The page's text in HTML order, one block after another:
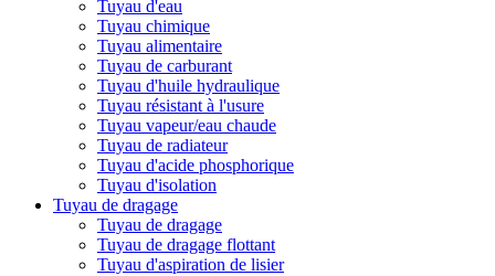
Tuyau d'eau
Tuyau chimique
Tuyau alimentaire
Tuyau de carburant
Tuyau d'huile hydraulique
Tuyau résistant à l'usure
Tuyau vapeur/eau chaude
Tuyau de radiateur
Tuyau d'acide phosphorique
Tuyau d'isolation
Tuyau de dragage
Tuyau de dragage
Tuyau de dragage flottant
Tuyau d'aspiration de lisier